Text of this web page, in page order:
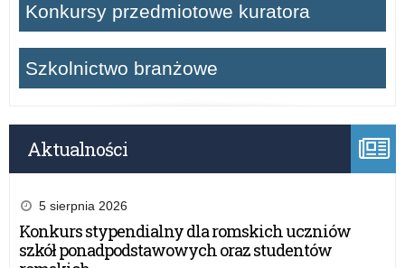
Konkursy przedmiotowe kuratora
Szkolnictwo branżowe
Aktualności
5 sierpnia 2026
Konkurs stypendialny dla romskich uczniów
szkół ponadpodstawowych oraz studentów